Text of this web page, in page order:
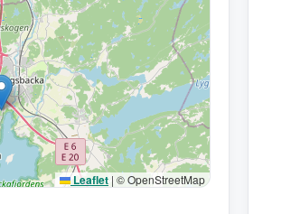
Leaflet | © OpenStreetMap